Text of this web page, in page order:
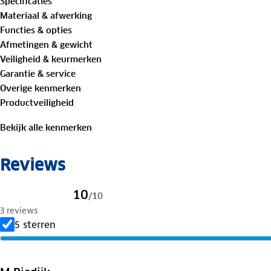
gevoerd
spanbanden
tussenschot
ritsvak op tussenschot
handvat op boven- en zijkant
4 zwenkwielen
uitschuifbare trekstang
vast TSA cijferslot**""
Materiaal & afwerking
Functies & opties
Afmetingen & gewicht
Veiligheid & keurmerken
Garantie & service
Overige kenmerken
Productveiligheid
Bekijk alle kenmerken
Reviews
10/10
3 reviews
5 sterren